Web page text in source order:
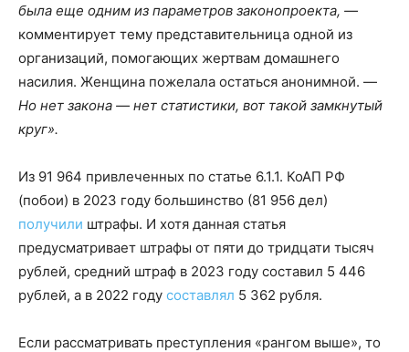
была еще одним из параметров законопроекта, —
комментирует тему представительница одной из
организаций, помогающих жертвам домашнего
насилия. Женщина пожелала остаться анонимной. —
Но нет закона — нет статистики, вот такой замкнутый
круг».
Из 91 964 привлеченных по статье 6.1.1. КоАП РФ
(побои) в 2023 году большинство (81 956 дел)
получили штрафы. И хотя данная статья
предусматривает штрафы от пяти до тридцати тысяч
рублей, средний штраф в 2023 году составил 5 446
рублей, а в 2022 году составлял 5 362 рубля.
Если рассматривать преступления «рангом выше», то